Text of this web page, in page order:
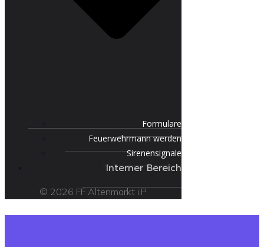
Formulare
Feuerwehrmann werden
Sirenensignale
Interner Bereich
© 2026 FF Altenmarkt i.P